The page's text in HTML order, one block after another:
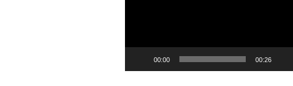
00:00 00:26